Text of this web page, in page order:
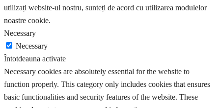
utilizați website-ul nostru, sunteți de acord cu utilizarea modulelor
noastre cookie.
Necessary
Necessary
Întotdeauna activate
Necessary cookies are absolutely essential for the website to
function properly. This category only includes cookies that ensures
basic functionalities and security features of the website. These